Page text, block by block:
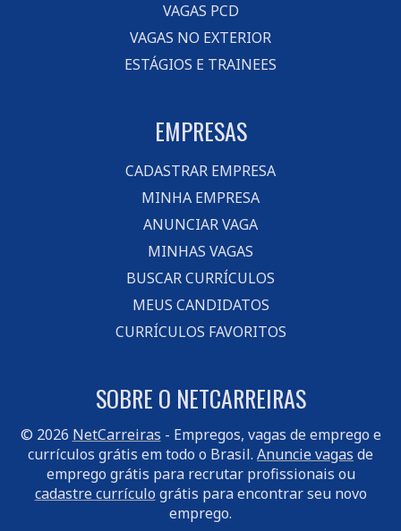
VAGAS PCD
VAGAS NO EXTERIOR
ESTÁGIOS E TRAINEES
EMPRESAS
CADASTRAR EMPRESA
MINHA EMPRESA
ANUNCIAR VAGA
MINHAS VAGAS
BUSCAR CURRÍCULOS
MEUS CANDIDATOS
CURRÍCULOS FAVORITOS
SOBRE O NETCARREIRAS
© 2026 NetCarreiras - Empregos, vagas de emprego e
currículos grátis em todo o Brasil. Anuncie vagas de
emprego grátis para recrutar profissionais ou
cadastre currículo grátis para encontrar seu novo
emprego.